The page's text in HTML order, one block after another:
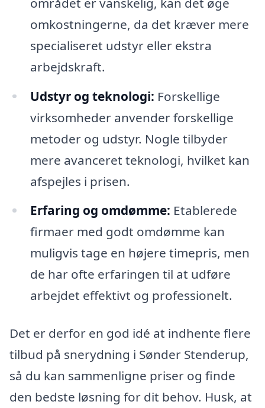
omkostningerne, da det kræver mere
specialiseret udstyr eller ekstra
arbejdskraft.
Udstyr og teknologi: Forskellige
virksomheder anvender forskellige
metoder og udstyr. Nogle tilbyder
mere avanceret teknologi, hvilket kan
afspejles i prisen.
Erfaring og omdømme: Etablerede
firmaer med godt omdømme kan
muligvis tage en højere timepris, men
de har ofte erfaringen til at udføre
arbejdet effektivt og professionelt.
Det er derfor en god idé at indhente flere
tilbud på snerydning i Sønder Stenderup,
så du kan sammenligne priser og finde
den bedste løsning for dit behov. Husk, at